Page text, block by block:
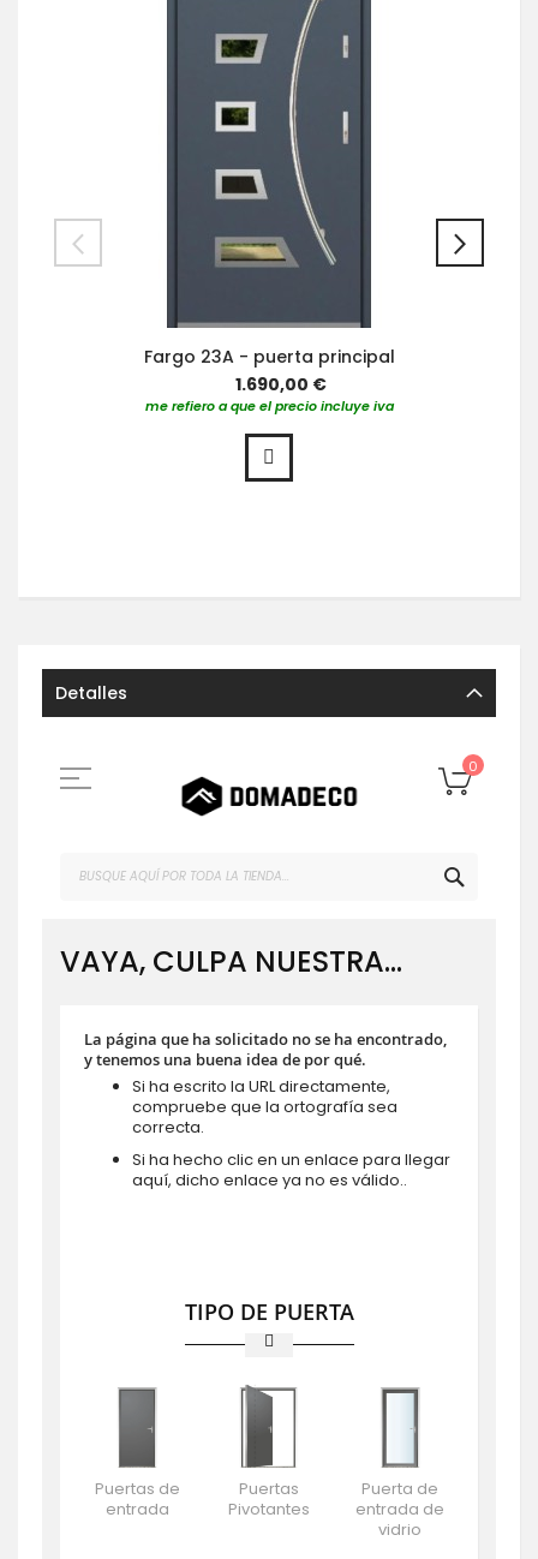
Fargo 23A - puerta principal
1.690,00 €
me refiero a que el precio incluye iva
Detalles